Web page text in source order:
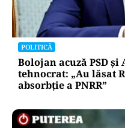
POLITICĂ
Bolojan acuză PSD și
tehnocrat: „Au lăsat
absorbţie a PNRR”